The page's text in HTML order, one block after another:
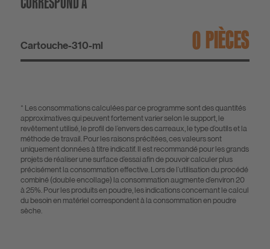
Cartouche-310-ml PIÈCES
* Les consommations calculées par ce programme sont des quantités
approximatives qui peuvent fortement varier selon le support, le
revêtement utilisé, le profil de l’envers des carreaux, le type d’outils et la
méthode de travail. Pour les raisons précitées, ces valeurs sont
uniquement données à titre indicatif. Il est recommandé pour les grands
projets de réaliser une surface d’essai afin de pouvoir calculer plus
précisément la consommation effective. Lors de l’utilisation du procédé
combiné (double encollage) la consommation augmente d’environ 20
à 25%. Pour les produits en poudre, les indications concernant le calcul
du besoin en matériel correspondent à la consommation en poudre
sèche.